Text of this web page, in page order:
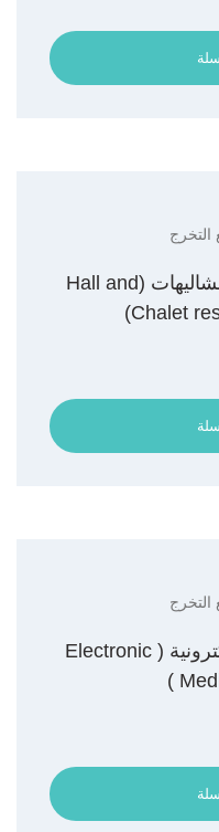
نظام حجوزات للقاعات والشاليهات (Hall and
Chalet
نظام السجلات الطبية الإلكترونية ( Electronic